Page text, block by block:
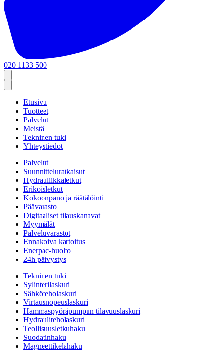
020 1133 500
Etusivu
Tuotteet
Palvelut
Meistä
Tekninen tuki
Yhteystiedot
Palvelut
Suunnitteluratkaisut
Hydrauliikkaletkut
Erikoisletkut
Kokoonpano ja räätälöinti
Päävarasto
Digitaaliset tilauskanavat
Myymälät
Palveluvarastot
Ennakoiva kartoitus
Enerpac-huolto
24h päivystys
Tekninen tuki
Sylinterilaskuri
Sähköteholaskuri
Virtausnopeuslaskuri
Hammaspyöräpumpun tilavuuslaskuri
Hydrauliteholaskuri
Teollisuusletkuhaku
Suodatinhaku
Magneettikelahaku